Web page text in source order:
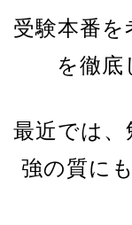
受験本番を
を徹底
最近では
強の質に